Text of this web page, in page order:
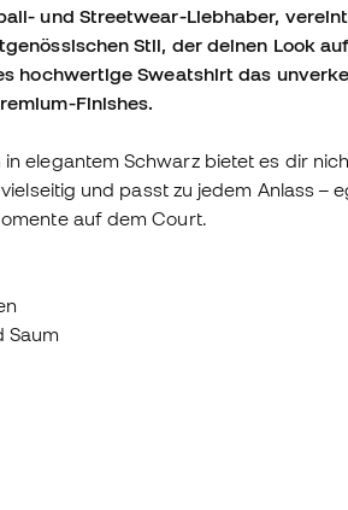
und Streetwear-Liebhaber,
Stil, der deinen Look
hochwertige Sweatshirt das
Finishes.
elegantem Schwarz bietet es dir
und passt zu jedem Anlass –
auf dem Court.
Saum